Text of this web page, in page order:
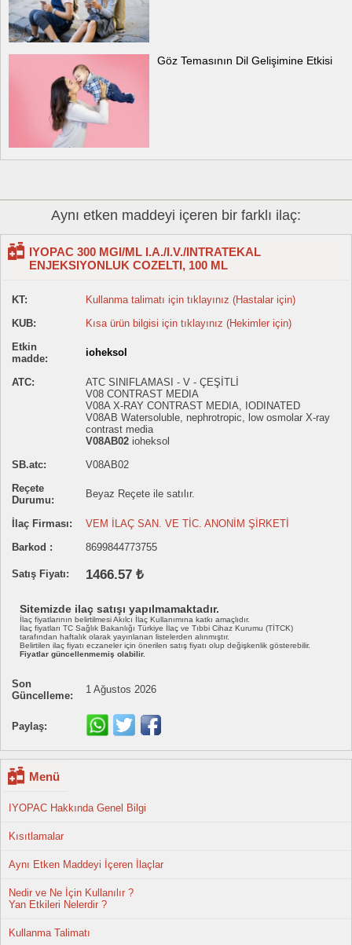
Göz Temasının Dil Gelişimine Etkisi
Aynı etken maddeyi içeren bir farklı ilaç:
IYOPAC 300 MGI/ML I.A./I.V./INTRATEKAL
ENJEKSIYONLUK COZELTI, 100 ML
KT:
Kullanma talimatı için tıklayınız (Hastalar için)
KUB:
Kısa ürün bilgisi için tıklayınız (Hekimler için)
Etkin
madde:
ioheksol
ATC:
ATC SINIFLAMASI - V - ÇEŞİTLİ
V08 CONTRAST MEDIA
V08A X-RAY CONTRAST MEDIA, IODINATED
V08AB Watersoluble, nephrotropic, low osmolar X-ray
contrast media
V08AB02 ioheksol
SB.atc:
V08AB02
Reçete
Durumu:
Beyaz Reçete ile satılır.
İlaç Firması:
VEM İLAÇ SAN. VE TİC. ANONİM ŞİRKETİ
Barkod :
8699844773755
Satış Fiyatı: 1466.57 ₺
Sitemizde ilaç satışı yapılmamaktadır.
İlaç fiyatlarının belirtilmesi Akılcı İlaç Kullanımına katkı amaçlıdır.
İlaç fiyatları TC Sağlık Bakanlığı Türkiye İlaç ve Tıbbi Cihaz Kurumu (TİTCK)
tarafından haftalık olarak yayınlanan listelerden alınmıştır.
Belirtilen ilaç fiyatı eczaneler için önerilen satış fiyatı olup değişkenlik gösterebilir.
Fiyatlar güncellenmemiş olabilir.
Son
Güncelleme:
1 Ağustos 2026
Paylaş:
Menü
IYOPAC Hakkında Genel Bilgi
Kısıtlamalar
Aynı Etken Maddeyi İçeren İlaçlar
Nedir ve Ne İçin Kullanılır ?
Yan Etkileri Nelerdir ?
Kullanma Talimatı